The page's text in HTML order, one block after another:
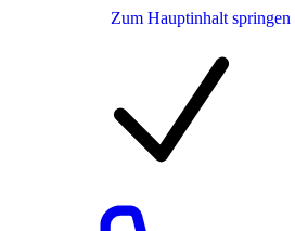
Zum Hauptinhalt springen